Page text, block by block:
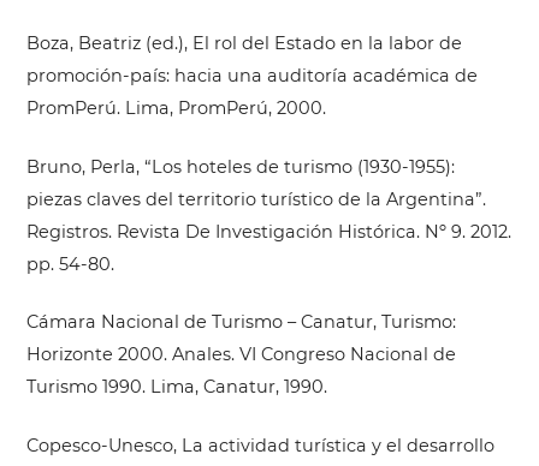
Boza, Beatriz (ed.), El rol del Estado en la labor de
promoción-país: hacia una auditoría académica de
PromPerú. Lima, PromPerú, 2000.
Bruno, Perla, “Los hoteles de turismo (1930-1955):
piezas claves del territorio turístico de la Argentina”.
Registros. Revista De Investigación Histórica. Nº 9. 2012.
pp. 54-80.
Cámara Nacional de Turismo – Canatur, Turismo:
Horizonte 2000. Anales. VI Congreso Nacional de
Turismo 1990. Lima, Canatur, 1990.
Copesco-Unesco, La actividad turística y el desarrollo